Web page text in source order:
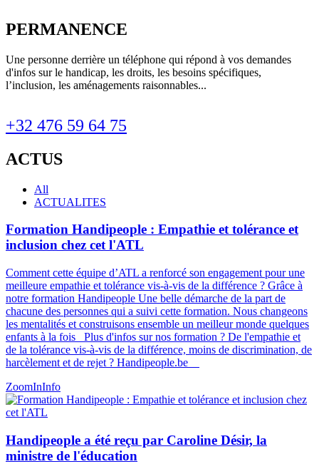
PERMANENCE
Une personne derrière un téléphone qui répond à vos demandes
d'infos sur le handicap, les droits, les besoins spécifiques,
l’inclusion, les aménagements raisonnables...
+32 476 59 64 75
ACTUS
All
ACTUALITES
Formation Handipeople : Empathie et tolérance et
inclusion chez cet l'ATL
Comment cette équipe d’ATL a renforcé son engagement pour une
meilleure empathie et tolérance vis-à-vis de la différence ? Grâce à
notre formation Handipeople Une belle démarche de la part de
chacune des personnes qui a suivi cette formation. Nous changeons
les mentalités et construisons ensemble un meilleur monde quelques
enfants à la fois Plus d'infos sur nos formation ? De l'empathie et
de la tolérance vis-à-vis de la différence, moins de discrimination, de
harcèlement et de rejet ? Handipeople.be
ZoomInInfo
Handipeople a été reçu par Caroline Désir, la
ministre de l'éducation